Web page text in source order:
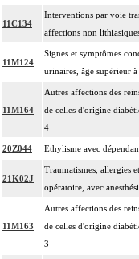
11C134
Interventions par voie
affections non
11M124
Signes et symptômes
urinaires, âge supérieur
11M164
Autres affections des
de celles d'origine
4
20Z044 Ethylisme avec
21K02J
Traumatismes, allergies
opératoire, avec
11M163
Autres affections des
de celles d'origine
3